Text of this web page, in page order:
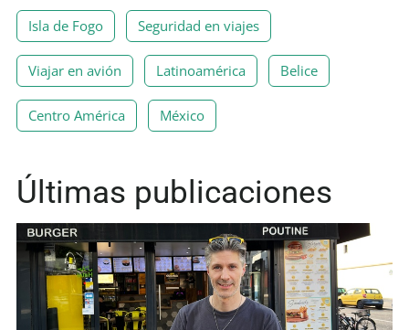
Isla de Fogo Seguridad en viajes
Viajar en avión Latinoamérica Belice
Centro América México
Últimas publicaciones